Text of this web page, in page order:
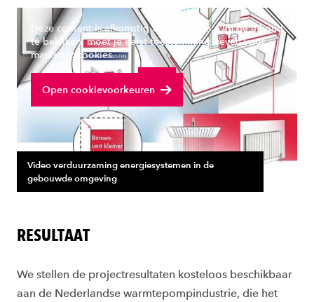
Bekijk volledige video
Deze content is afkomstig van YouTube. Om de inhoud
te bekijken, moet je eerst toestemming geven voor
marketingcookies.
Open cookievoorkeuren
Video verduurzaming energiesystemen in de
gebouwde omgeving
RESULTAAT
We stellen de projectresultaten kosteloos beschikbaar
aan de Nederlandse warmtepompindustrie, die het